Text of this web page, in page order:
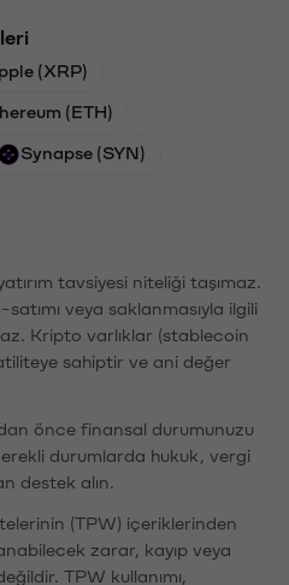
(XRP)
(ETH)
Synapse (SYN)
tavsiyesi niteliği taşımaz.
veya saklanmasıyla ilgili
Kripto varlıklar (stablecoin
sahiptir ve ani değer
önce finansal durumunuzu
durumlarda hukuk, vergi
destek alın.
(TPW) içeriklerinden
zarar, kayıp veya
TPW kullanımı,